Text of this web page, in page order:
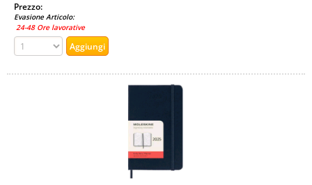
Prezzo:
Evasione Articolo:
24-48 Ore lavorative